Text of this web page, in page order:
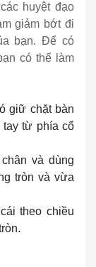
huyệt đạo
giảm bớt đi
bạn. Để có
có thể làm
giữ chặt bàn
từ phía cổ
và dùng
tròn và vừa
theo chiều